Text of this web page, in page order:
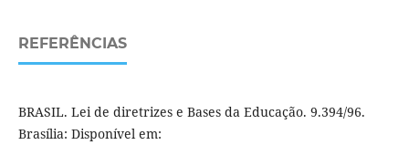
REFERÊNCIAS
BRASIL. Lei de diretrizes e Bases da Educação. 9.394/96.
Brasília: Disponível em: